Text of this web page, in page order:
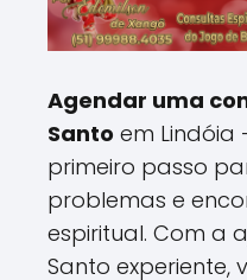
Agendar uma
Santo em Lindóia
primeiro passo
problemas e
espiritual. Com a
Santo experiente,